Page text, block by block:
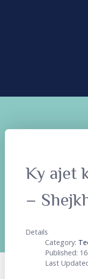
Ky ajet
–
Details
Category:
Published:
Last